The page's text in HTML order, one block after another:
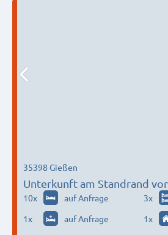
Unterkunft am Standrand
an der Autobahn
35398 Gießen
10x auf Anfrage 3x
1x auf Anfrage 1x